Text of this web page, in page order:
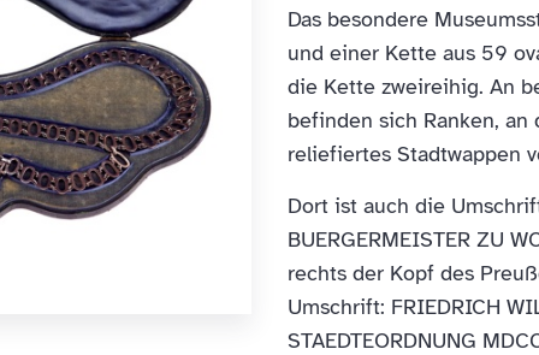
Das besondere
und einer Kette aus 59
die Kette zweireihig. An
befinden sich Ranken,
reliefiertes Stadtwappen
Dort ist auch die
BUERGERMEISTER ZU
rechts der Kopf des
Umschrift: FRIEDRICH
STAEDTEORDNUNG